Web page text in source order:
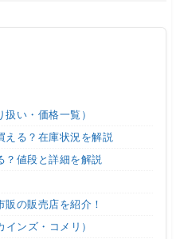
い・価格一覧）
える？在庫状況を解説
？値段と詳細を解説
の販売店を紹介！
ンズ・コメリ）